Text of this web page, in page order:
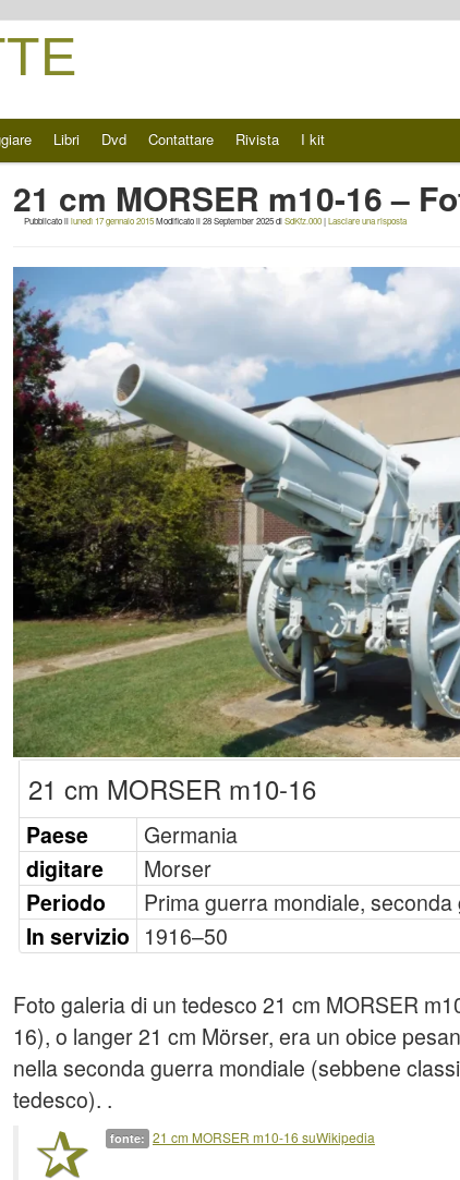
Libri Dvd Contattare Rivista I kit
21 cm MORSER m10-16 –
Pubblicato illunedì 17 gennaio 2015Modificato il28 September 2025diSdKfz.000|Lasciare una risposta
21 cm MORSER m10-16
Paese
Germania
digitare
Morser
Periodo
Prima guerra mondiale,
In servizio 1916–50
Foto galeria di un tedesco 21 cm MORSER
16), o langer 21 cm Mörser, era un obice
nella seconda guerra mondiale (sebbene
tedesco). .
fonte: 21 cm MORSER m10-16 suWikipedia